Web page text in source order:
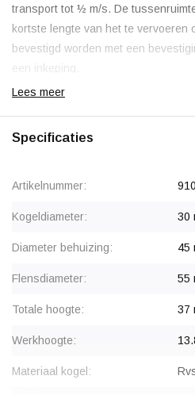
transport tot ½ m/s. De
kortste lengte van het te vervoeren
bevestigd worden met een
een inkeping.
Lees meer
Specificaties
Artikelnummer:
Kogeldiameter: 30
Diameter behuizing: 45
Flensdiameter: 55
Totale hoogte: 37
Werkhoogte:
Materiaal kogel: